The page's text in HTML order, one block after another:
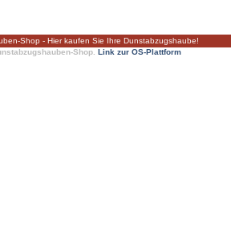
Shop - Hier kaufen Sie Ihre Dunstabzugshaube!
Shop. Link zur OS-Plattform